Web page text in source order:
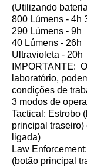
(Utilizando
800 Lúmens - 4h
290 Lúmens - 9h
40 Lúmens - 26h
Ultravioleta - 20h
IMPORTANTE:
laboratório,
condições de
3 modos de
Tactical: Estrobo
principal
ligada)
Law
(botão principal